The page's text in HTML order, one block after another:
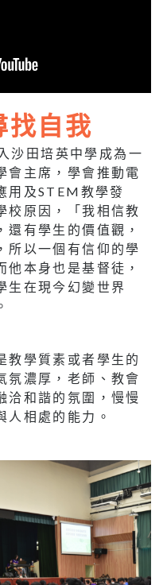
找自我
沙田培英中學成為一
會主席，學會推動電
用及STEM教學發
校原因，「我相信教
有學生的價值觀，
所以一個有信仰的學
本身也是基督徒，
生在現今幻變世界
教學質素或者學生的
氛濃厚，老師、教會
洽和諧的氛圍，慢慢
人相處的能力。